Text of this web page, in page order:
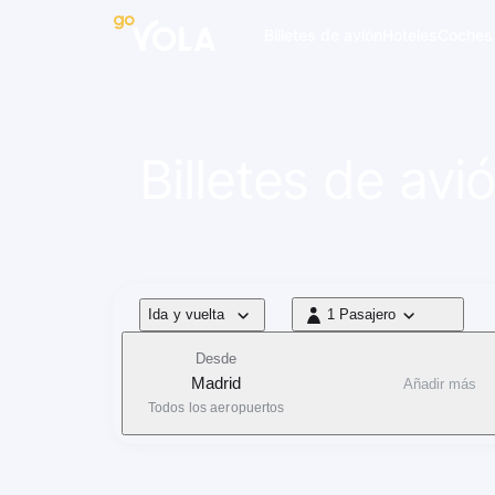
Tipo de vuelo
Ida y vuelta 1 Pasajero
1 Pasajero
Desde
Madrid
Todos los aeropuertos
Añadir más